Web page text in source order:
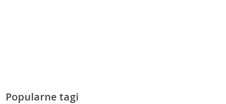
Popularne tagi